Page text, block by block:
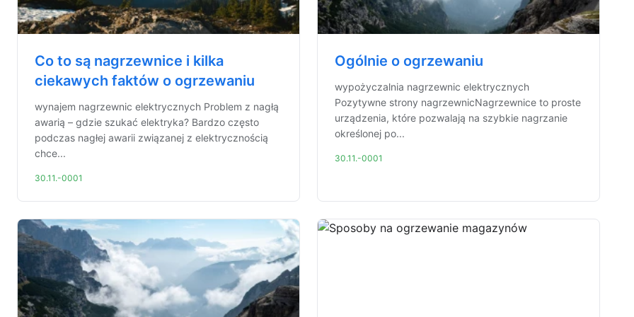
Co to są nagrzewnice i kilka
ciekawych faktów o ogrzewaniu
wynajem nagrzewnic elektrycznych Problem z nagłą
awarią – gdzie szukać elektryka? Bardzo często
podczas nagłej awarii związanej z elektrycznością
chce...
30.11.-0001
Ogólnie o ogrzewaniu
wypożyczalnia nagrzewnic elektrycznych
Pozytywne strony nagrzewnicNagrzewnice to proste
urządzenia, które pozwalają na szybkie nagrzanie
określonej po...
30.11.-0001